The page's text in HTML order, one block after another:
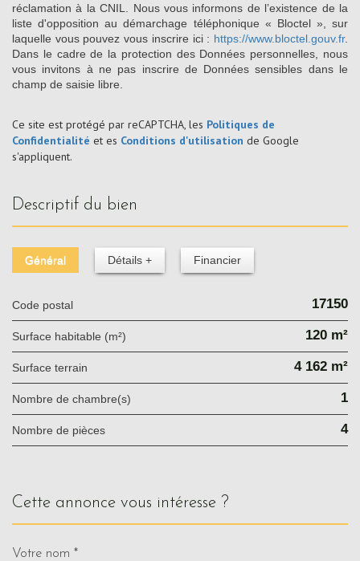
réclamation à la CNIL. Nous vous informons de l’existence de la
liste d'opposition au démarchage téléphonique « Bloctel », sur
laquelle vous pouvez vous inscrire ici : https://www.bloctel.gouv.fr.
Dans le cadre de la protection des Données personnelles, nous
vous invitons à ne pas inscrire de Données sensibles dans le
champ de saisie libre.
Ce site est protégé par reCAPTCHA, les Politiques de
Confidentialité et es Conditions d'utilisation de Google
s'appliquent.
descriptif du bien
Général Détails + Financier
Code postal 17150
Surface habitable (m²) 120 m²
surface terrain 4 162 m²
Nombre de chambre(s) 1
Nombre de pièces 4
cette annonce vous intéresse ?
Votre nom *